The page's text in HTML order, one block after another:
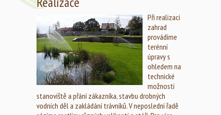
Při realizaci
zahrad
provádíme
terénní
úpravy s
ohledem na
technické
možnosti
stanoviště a přání zákazníka, stavbu drobných
vodních děl a zakládání trávníků. V neposlední řadě